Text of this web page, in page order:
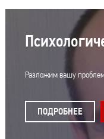
Разложим вашу
ПОДРОБНЕЕ